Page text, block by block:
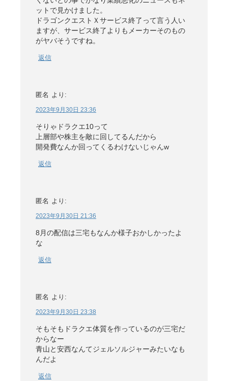
ットで見かけました。
ドラゴンクエストＸサービス終了って言う人い
ますが、サービス終了よりもメーカーそのもの
がヤバそうですね。
返信
匿名 より:
2023年9月30日 23:36
そりゃドラクエ10って
上層部や株主を敵に回してるんだから
開発費なんか回ってくるわけないじゃんw
返信
匿名 より:
2023年9月30日 21:36
8月の配信は三宅もなんか様子おかしかったよ
な
返信
匿名 より:
2023年9月30日 23:38
そもそもドラクエ体質を作っているのが三宅だ
からなー
青山と安西なんてジェルソルジャーみたいなも
んだよ
返信